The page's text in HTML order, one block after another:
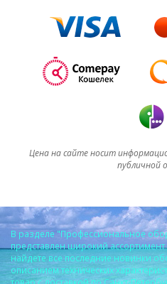
Цена на сайте носит
публичной
В разделе "Профессиональное
представлен широкий
найдете все последние новинки
описанием технических